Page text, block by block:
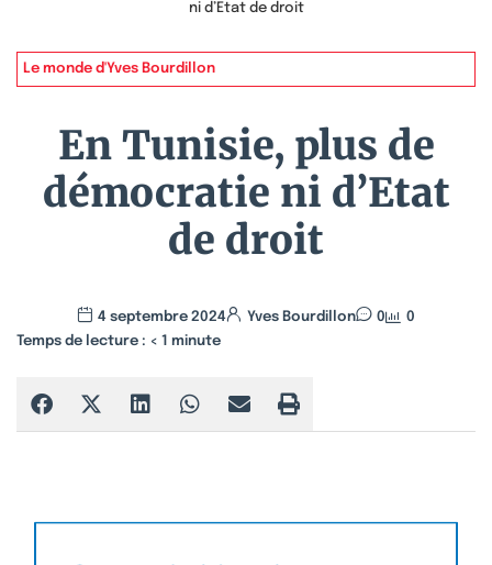
ni d’Etat de droit
Le monde d'Yves Bourdillon
En Tunisie, plus de
démocratie ni d’Etat
de droit
4 septembre 2024 Yves Bourdillon 0
0
Temps de lecture : < 1 minute